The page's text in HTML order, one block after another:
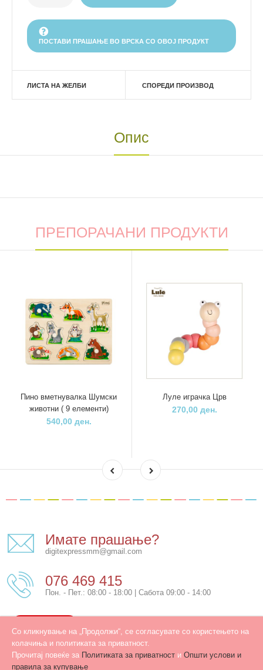
Со кликнување на „Продолжи“, се согласувате со користењето на
колачиња и политиката за приватност.
Прочитај повеќе за Политиката за приватност и Општи услови и
правила за купување
ПОСТАВИ ПРАШАЊЕ ВО ВРСКА СО ОВОЈ ПРОДУКТ
ЛИСТА НА ЖЕЛБИ СПОРЕДИ ПРОИЗВОД
Опис
ПРЕПОРАЧАНИ ПРОДУКТИ
Пино вметнувалка Шумски
животни ( 9 елементи)
540,00 ден.
Луле играчка Црв
270,00 ден.
Имате прашање?
digitexpressmm@gmail.com
076 469 415
Пон. - Пет.: 08:00 - 18:00 | Сабота 09:00 - 14:00